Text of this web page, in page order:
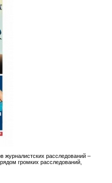
журналистских расследований –
громких расследований,